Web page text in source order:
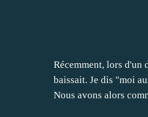
Récemment, lors d'un
baissait. Je dis "moi
Nous avons alors